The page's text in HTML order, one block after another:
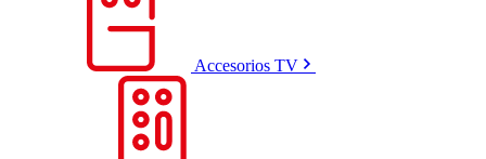
Accesorios TV